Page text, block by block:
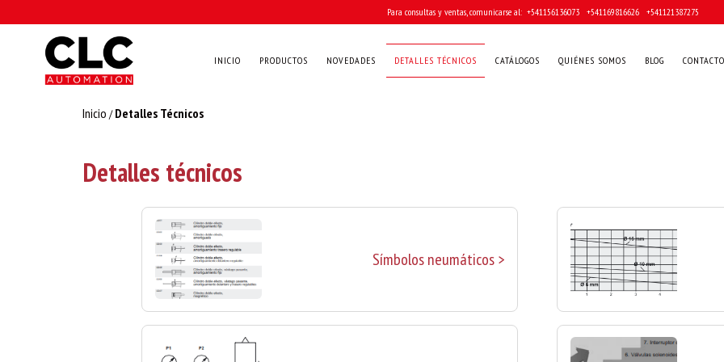
Para consultas y ventas, comunicarse al: ‎ +541156136073 ‎ ‎ +541169816626 ‎ ‎ +541121387275
INICIO PRODUCTOS NOVEDADES DETALLES TÉCNICOS CATÁLOGOS QUIÉNES SOMOS BLOG
Inicio / Detalles Técnicos